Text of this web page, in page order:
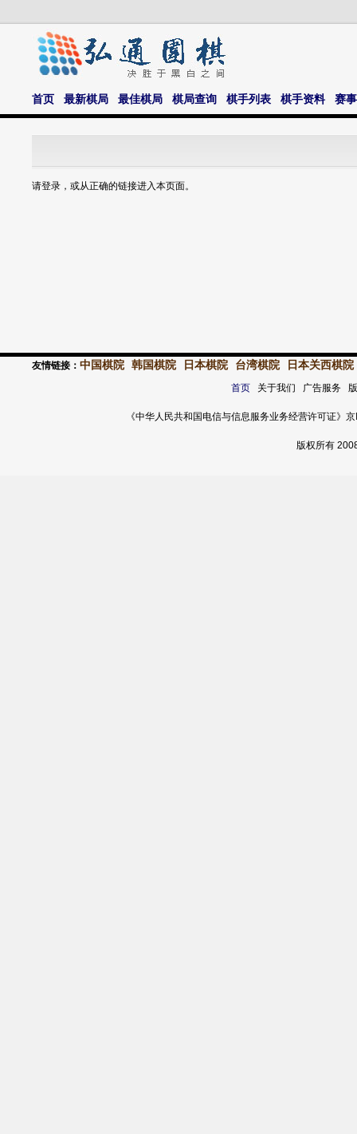
首页 最新棋局 最佳棋局 棋局查询 棋手列表 棋手资料 赛
请登录，或从正确的链接进入本页面。
友情链接： 中国棋院 韩国棋院 日本棋院 台湾棋院 日本关西棋院
首页关于我们 广告服务
《中华人民共和国电信与信息服务业务经营许可证
版权所有